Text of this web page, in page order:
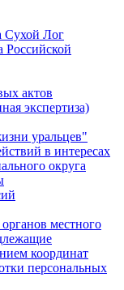
Сухой Лог
Российской
актов
экспертиза)
уральцев"
в интересах
округа
местного
координат
персональных